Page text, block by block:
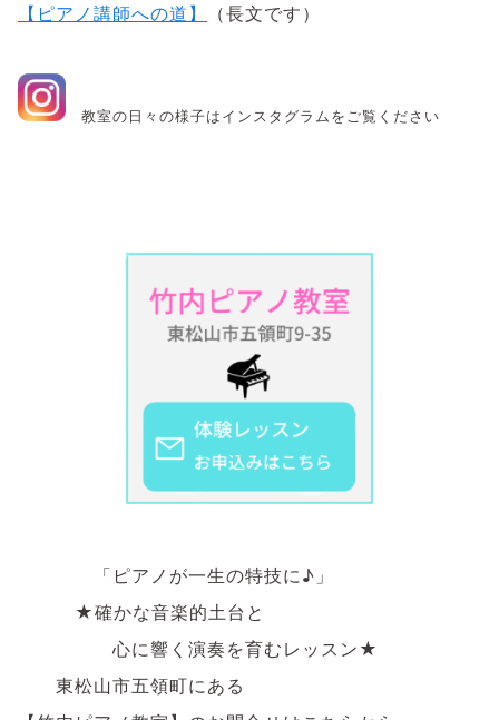
【ピアノ講師への道】
（長文です）
教室の日々の様子はインスタグラムをご覧ください
「ピアノが一生の特技に♪」
★確かな音楽的土台と
心に響く演奏を育むレッスン★
東松山市五領町にある